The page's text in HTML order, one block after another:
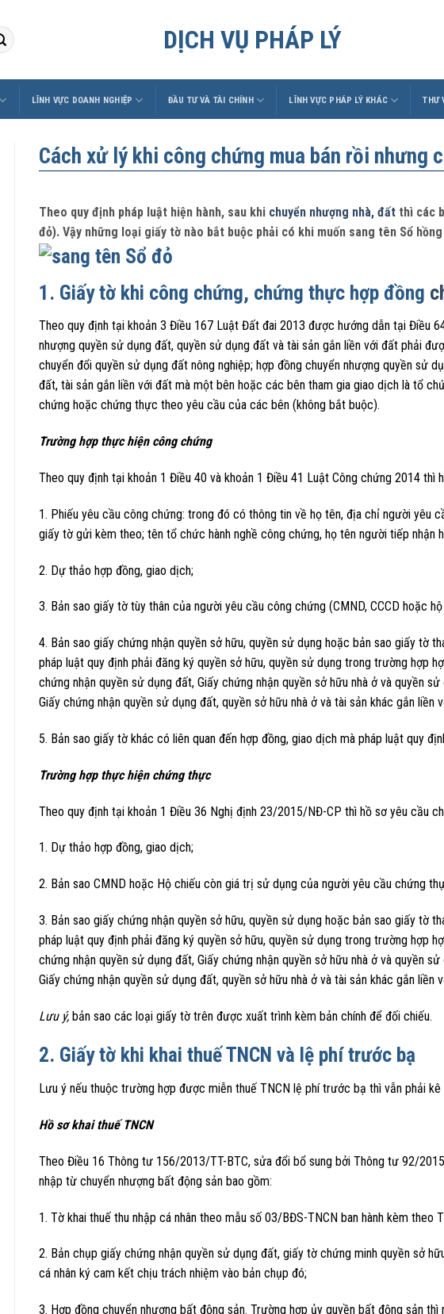
DỊCH VỤ PHÁP LÝ
LĨNH VỰC DOANH NGHIỆP ĐẦU TƯ VÀ TÀI CHÍNH LĨNH VỰC PHÁP LÝ KHÁC THƯ
Cách xử lý khi công chứng mua bán rồi nhưng
Theo quy định pháp luật hiện hành, sau khi chuyển nhượng nhà, đất thì các
đỏ). Vậy những loại giấy tờ nào bắt buộc phải có khi muốn sang tên Sổ
1. Giấy tờ khi công chứng, chứng thực hợp đồng
Theo quy định tại khoản 3 Điều 167 Luật Đất đai 2013 được hướng dẫn tại Điều
nhượng quyền sử dụng đất, quyền sử dụng đất và tài sản gắn liền với đất phải
chuyển đổi quyền sử dụng đất nông nghiệp; hợp đồng chuyển nhượng quyền sử
đất, tài sản gắn liền với đất mà một bên hoặc các bên tham gia giao dịch là tổ
chứng hoặc chứng thực theo yêu cầu của các bên (không bắt buộc).
Trường hợp thực hiện công chứng
Theo quy định tại khoản 1 Điều 40 và khoản 1 Điều 41 Luật Công chứng 2014 thì
1. Phiếu yêu cầu công chứng: trong đó có thông tin về họ tên, địa chỉ người yêu
giấy tờ gửi kèm theo; tên tổ chức hành nghề công chứng, họ tên người tiếp nhận
2. Dự thảo hợp đồng, giao dịch;
3. Bản sao giấy tờ tùy thân của người yêu cầu công chứng (CMND, CCCD hoặc
4. Bản sao giấy chứng nhận quyền sở hữu, quyền sử dụng hoặc bản sao giấy tờ
pháp luật quy định phải đăng ký quyền sở hữu, quyền sử dụng trong trường hợp
chứng nhận quyền sử dụng đất, Giấy chứng nhận quyền sở hữu nhà ở và quyền
Giấy chứng nhận quyền sử dụng đất, quyền sở hữu nhà ở và tài sản khác gắn liền
5. Bản sao giấy tờ khác có liên quan đến hợp đồng, giao dịch mà pháp luật quy
Trường hợp thực hiện chứng thực
Theo quy định tại khoản 1 Điều 36 Nghị định 23/2015/NĐ-CP thì hồ sơ yêu cầu
1. Dự thảo hợp đồng, giao dịch;
2. Bản sao CMND hoặc Hộ chiếu còn giá trị sử dụng của người yêu cầu chứng
3. Bản sao giấy chứng nhận quyền sở hữu, quyền sử dụng hoặc bản sao giấy tờ
pháp luật quy định phải đăng ký quyền sở hữu, quyền sử dụng trong trường hợp
chứng nhận quyền sử dụng đất, Giấy chứng nhận quyền sở hữu nhà ở và quyền
Giấy chứng nhận quyền sử dụng đất, quyền sở hữu nhà ở và tài sản khác gắn liền
Lưu ý, bản sao các loại giấy tờ trên được xuất trình kèm bản chính để đối chiếu.
2. Giấy tờ khi khai thuế TNCN và lệ phí trước bạ
Lưu ý nếu thuộc trường hợp được miễn thuế TNCN lệ phí trước bạ thì vẫn phải kê
Hồ sơ khai thuế TNCN
Theo Điều 16 Thông tư 156/2013/TT-BTC, sửa đổi bổ sung bởi Thông tư 92/
nhập từ chuyển nhượng bất động sản bao gồm:
1. Tờ khai thuế thu nhập cá nhân theo mẫu số 03/BĐS-TNCN ban hành kèm theo
2. Bản chụp giấy chứng nhận quyền sử dụng đất, giấy tờ chứng minh quyền sở
cá nhân ký cam kết chịu trách nhiệm vào bản chụp đó;
3. Hợp đồng chuyển nhượng bất động sản. Trường hợp ủy quyền bất động sản